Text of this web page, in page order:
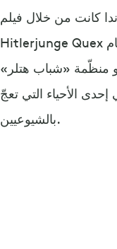
كانت من خلال فيلم
Hitlerjunge Quex أو ما ترجمه الأمريكيون إلى: «رايتنا تقودنا إلى الأمام» والذي أنتج عام
منظّمة «شباب هتلر»
الأحياء التي تعجّ
بالشيوعيين.